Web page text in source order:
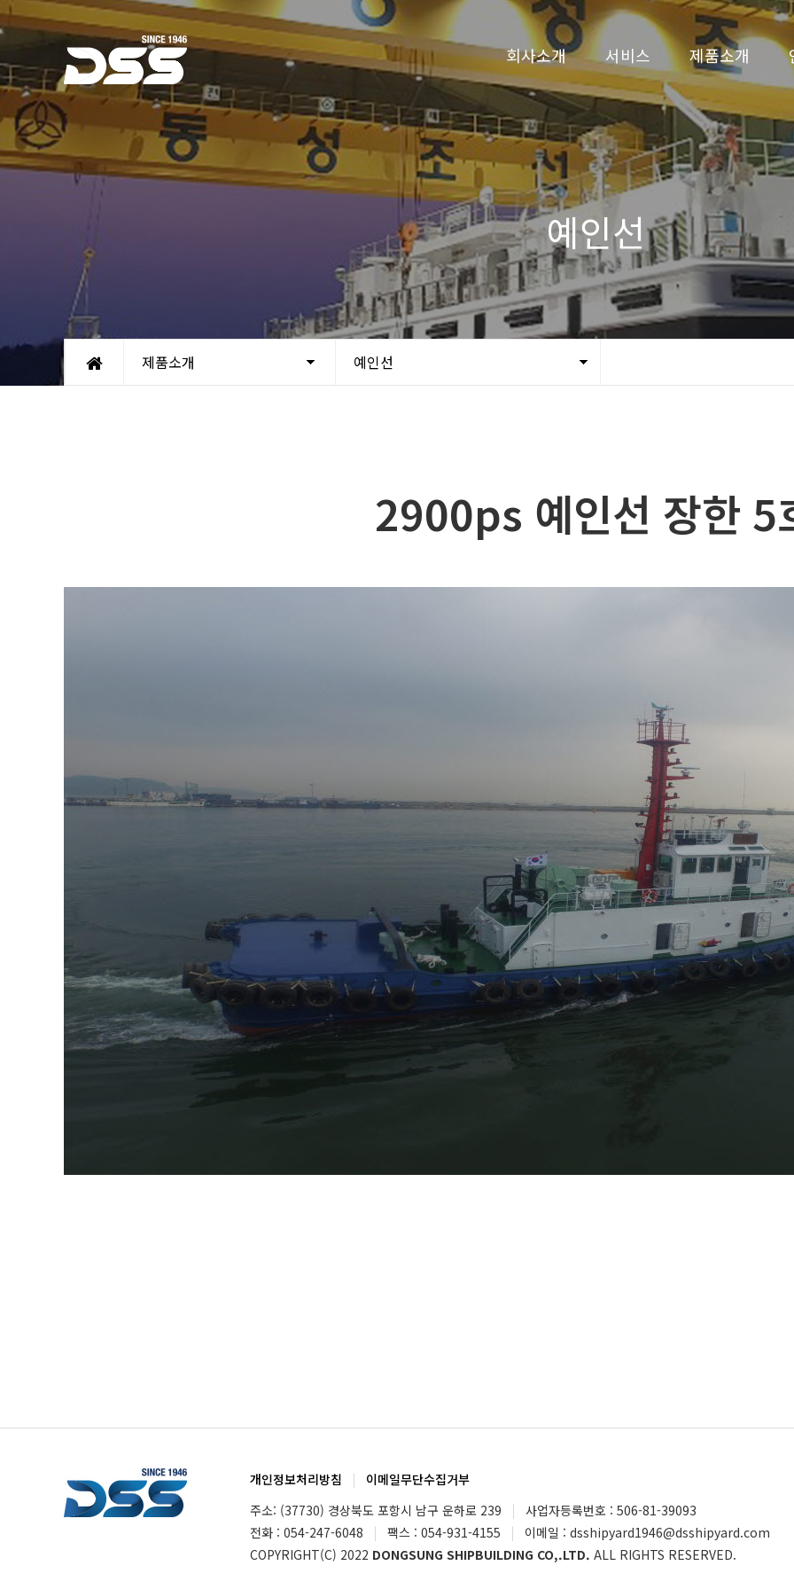
회사소개
CEO 인사말
회사연혁
비전
조직도
인증현황
오시는길
서비스
선박수리
선박건조
제품소개
3D 시뮬레이션
예인선
카 페리
특수선 및 작업
예인선
제품소개 예인선
카 페리
특수선 및 작업선
2900ps 예인선 장한 5
개인정보처리방침
이메일무단수집거부
주소: (37730) 경상북도 포항시 남구 운하로 239
사업자등록번호 : 506-81-39093
전화 : 054-247-6048
팩스 : 054-931-4155
이메일 : dsshipyard1946@dsshipyard.com
COPYRIGHT(C) 2022 DONGSUNG SHIPBUILDING CO,.LTD. ALL RIGHTS RESERVED.